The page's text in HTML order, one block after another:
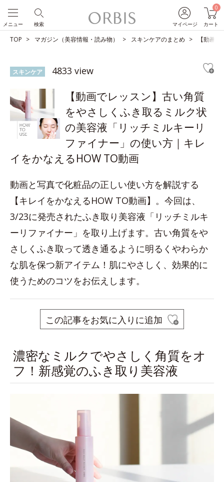
マイページ
0
カート
検索
メニュー
TOP マガジン（美容情報・読み物） スキンケアのまとめ 【動画
スキンケア 4833 view
【動画でレッスン】古い角質
をやさしくふき取るミルク状
の美容液「リッチミルキーリ
ファイナー」の使い方｜キレ
イをかなえるHOW TO動画
動画と写真で化粧品の正しい使い方を解説する
【キレイをかなえるHOW TO動画】。今回は、
3/23に発売されたふき取り美容液「リッチミルキ
ーリファイナー」を取り上げます。古い角質をや
さしくふき取って透き通るように明るくやわらか
な肌を保つ新アイテム！肌にやさしく、効果的に
使うためのコツをお伝えします。
この記事をお気に入りに追加
濃密なミルクでやさしく角質をオ
フ！新感覚のふき取り美容液